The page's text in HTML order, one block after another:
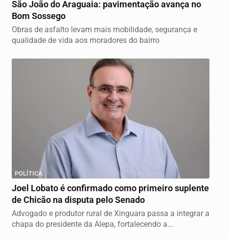
São João do Araguaia: pavimentação avança no
Bom Sossego
Obras de asfalto levam mais mobilidade, segurança e
qualidade de vida aos moradores do bairro
POLÍTICA
Joel Lobato é confirmado como primeiro suplente
de Chicão na disputa pelo Senado
Advogado e produtor rural de Xinguara passa a integrar a
chapa do presidente da Alepa, fortalecendo a...